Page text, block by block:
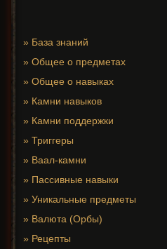
» База знаний
» Общее о предметах
» Общее о навыках
» Камни навыков
» Камни поддержки
» Триггеры
» Ваал-камни
» Пассивные навыки
» Уникальные предметы
» Валюта (Орбы)
» Рецепты